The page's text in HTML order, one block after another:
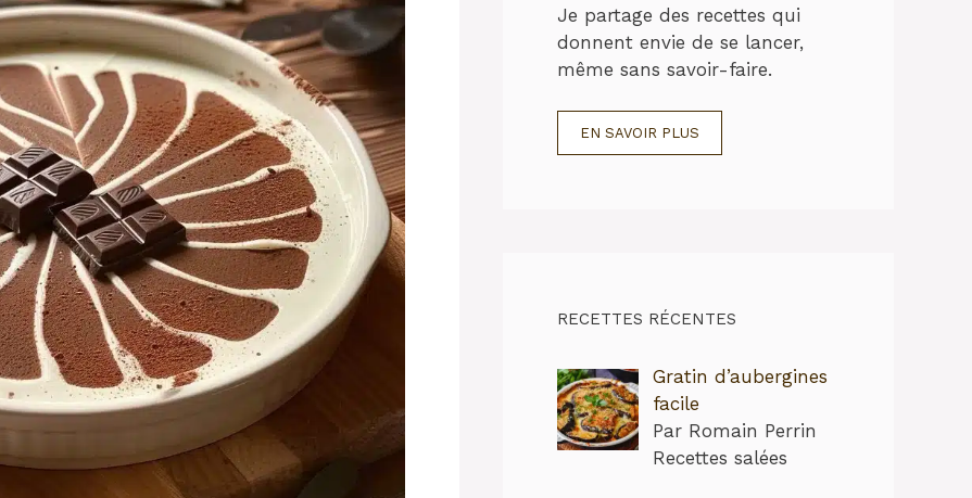
Je partage des recettes qui
donnent envie de se lancer,
même sans savoir-faire.
EN SAVOIR PLUS
RECETTES RÉCENTES
Gratin d’aubergines
facile
Par Romain Perrin
Recettes salées